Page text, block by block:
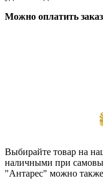
Можно оплатить
Выбирайте товар на
наличными при
"Антарес" можно